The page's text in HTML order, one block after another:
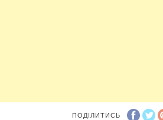
ПОДІЛИТИСЬ